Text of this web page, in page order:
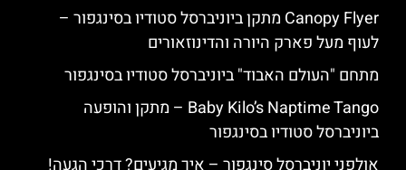
Canopy Flyer מתקן ביוניברסל סטודיו בסינגפור –
לעוף מעל פארק היורה והדינוזאורים
מתחם "העולם האבוד" ביוניברסל סטודיו בסינגפור
Baby Kilo’s Naptime Tango – מתקן והופעה
ביוניברסל סטודיו בסינגפור